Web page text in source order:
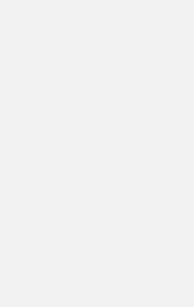
фотографиями.
в общий
фиксации картинки
– инструменты